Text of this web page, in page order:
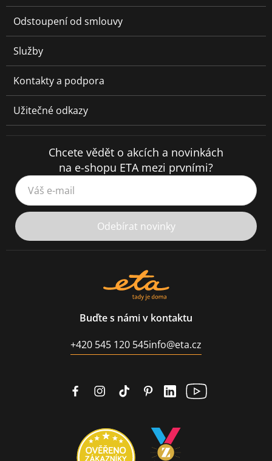
Odstoupení od smlouvy
Služby
Kontakty a podpora
Užitečné odkazy
Chcete vědět o akcích a novinkách
na e-shopu ETA mezi prvními?
Váš e-mail
Odebírat novinky
Buďte s námi v kontaktu
+420 545 120 545info@eta.cz